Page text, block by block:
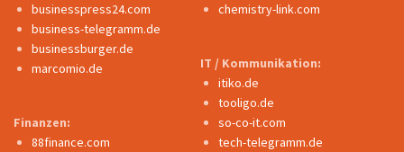
businesspress24.com
business-telegramm.de
businessburger.de
marcomio.de
Finanzen:
88finance.com
chemistry-link.com
IT / Kommunikation:
itiko.de
tooligo.de
so-co-it.com
tech-telegramm.de